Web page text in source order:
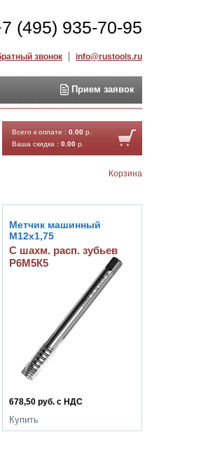
(495) 935-70-95
звонок info@rustools.ru
Прием заявок
Всего к оплате : 0.00 р.
Ваша скидка : 0.00 р.
Корзина
678,50 руб. с НДС
Купить
Метчик машинный
М12х1,75
С шахм. расп. зубьев
Р6М5К5